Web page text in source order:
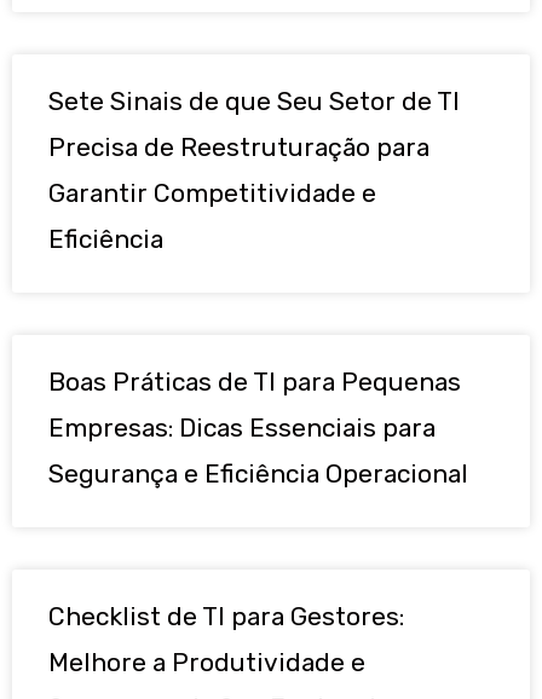
Sete Sinais de que Seu Setor de TI
Precisa de Reestruturação para
Garantir Competitividade e
Eficiência
Boas Práticas de TI para Pequenas
Empresas: Dicas Essenciais para
Segurança e Eficiência Operacional
Checklist de TI para Gestores:
Melhore a Produtividade e